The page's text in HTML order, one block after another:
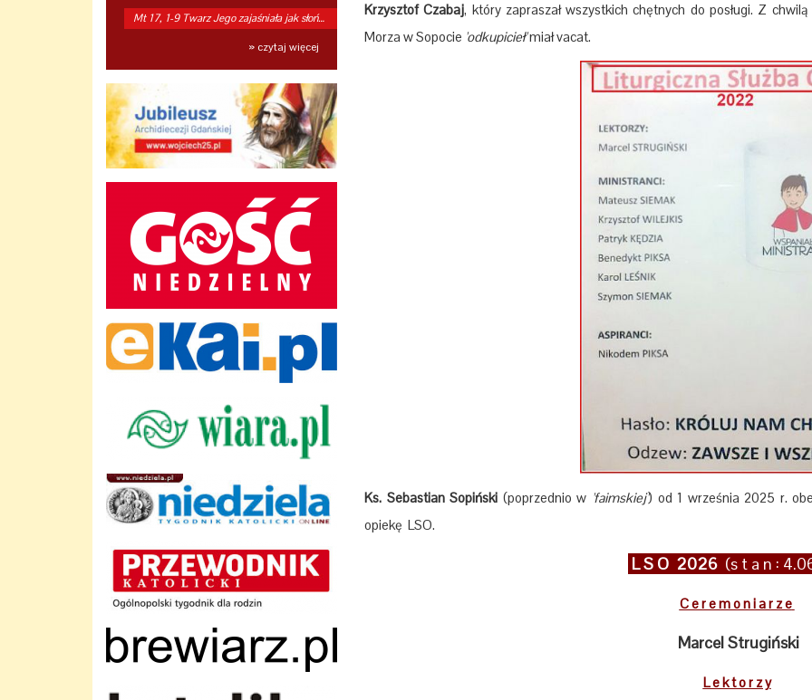
Mt 17, 1-9 Twarz Jego zajaśniała jak słońce
» czytaj więcej
Krzysztof Czabaj, który zapraszał wszystkich chętnych do posługi. Z
Morza w Sopocie 'odkupicieł'miał vacat.
Ks. Sebastian Sopiński (poprzednio w 'faimskiej') od 1 września 2025 r.
opiekę LSO.
L S O 2026 (s t a n :
C e r e m o n i a r z e
Marcel Strugiński
L e k t o r z y